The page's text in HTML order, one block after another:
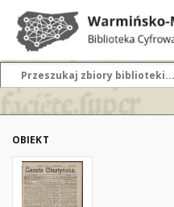
OBIEKT